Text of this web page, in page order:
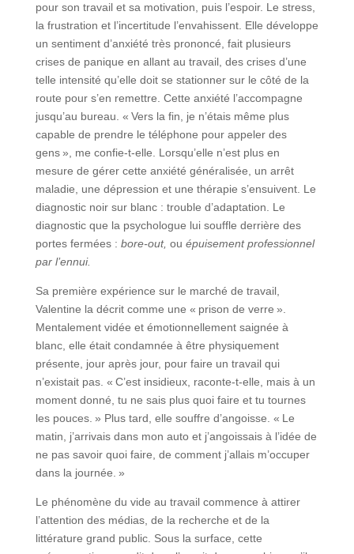
pour son travail et sa motivation, puis l’espoir. Le stress,
la frustration et l’incertitude l’envahissent. Elle développe
un sentiment d’anxiété très prononcé, fait plusieurs
crises de panique en allant au travail, des crises d’une
telle intensité qu’elle doit se stationner sur le côté de la
route pour s’en remettre. Cette anxiété l’accompagne
jusqu’au bureau. « Vers la fin, je n’étais même plus
capable de prendre le téléphone pour appeler des
gens », me confie-t-elle. Lorsqu’elle n’est plus en
mesure de gérer cette anxiété généralisée, un arrêt
maladie, une dépression et une thérapie s’ensuivent. Le
diagnostic noir sur blanc : trouble d’adaptation. Le
diagnostic que la psychologue lui souffle derrière des
portes fermées : bore-out, ou épuisement professionnel
par l’ennui.
Sa première expérience sur le marché de travail,
Valentine la décrit comme une « prison de verre ».
Mentalement vidée et émotionnellement saignée à
blanc, elle était condamnée à être physiquement
présente, jour après jour, pour faire un travail qui
n’existait pas. « C’est insidieux, raconte-t-elle, mais à un
moment donné, tu ne sais plus quoi faire et tu tournes
les pouces. » Plus tard, elle souffre d’angoisse. « Le
matin, j’arrivais dans mon auto et j’angoissais à l’idée de
ne pas savoir quoi faire, de comment j’allais m’occuper
dans la journée. »
Le phénomène du vide au travail commence à attirer
l’attention des médias, de la recherche et de la
littérature grand public. Sous la surface, cette